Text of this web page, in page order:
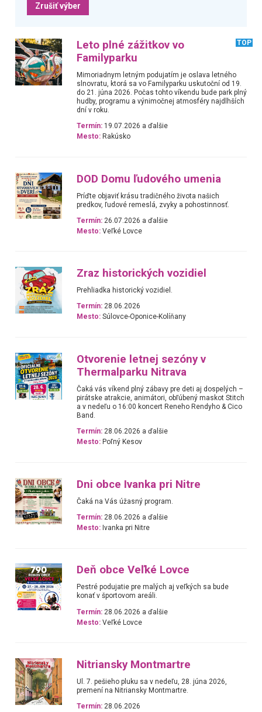
Zrušiť výber
Leto plné zážitkov vo
Familyparku
TOP
Mimoriadnym letným podujatím je oslava letného
slnovratu, ktorá sa vo Familyparku uskutoční od 19.
do 21. júna 2026. Počas tohto víkendu bude park plný
hudby, programu a výnimočnej atmosféry najdlhších
dní v roku.
Termín: 19.07.2026 a ďalšie
Mesto: Rakúsko
DOD Domu ľudového umenia
Príďte objaviť krásu tradičného života našich
predkov, ľudové remeslá, zvyky a pohostinnosť.
Termín: 26.07.2026 a ďalšie
Mesto: Veľké Lovce
Zraz historických vozidiel
Prehliadka historický vozidiel.
Termín: 28.06.2026
Mesto: Súlovce-Oponice-Kolíňany
Otvorenie letnej sezóny v
Thermalparku Nitrava
Čaká vás víkend plný zábavy pre deti aj dospelých –
pirátske atrakcie, animátori, obľúbený maskot Stitch
a v nedeľu o 16:00 koncert Reneho Rendyho & Cico
Band.
Termín: 28.06.2026 a ďalšie
Mesto: Poľný Kesov
Dni obce Ivanka pri Nitre
Čaká na Vás úžasný program.
Termín: 28.06.2026 a ďalšie
Mesto: Ivanka pri Nitre
Deň obce Veľké Lovce
Pestré podujatie pre malých aj veľkých sa bude
konať v športovom areáli.
Termín: 28.06.2026 a ďalšie
Mesto: Veľké Lovce
Nitriansky Montmartre
Ul. 7. pešieho pluku sa v nedeľu, 28. júna 2026,
premení na Nitriansky Montmartre.
Termín: 28.06.2026